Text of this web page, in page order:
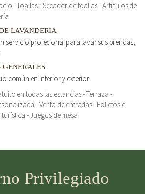
- Toallas - Secador de toallas - Artículos de
LAVANDERIA
servicio profesional para lavar sus prendas,
GENERALES
común en interior y exterior.
en todas las estancias - Terraza -
- Venta de entradas - Folletos e
- Juegos de mesa
Privilegiado